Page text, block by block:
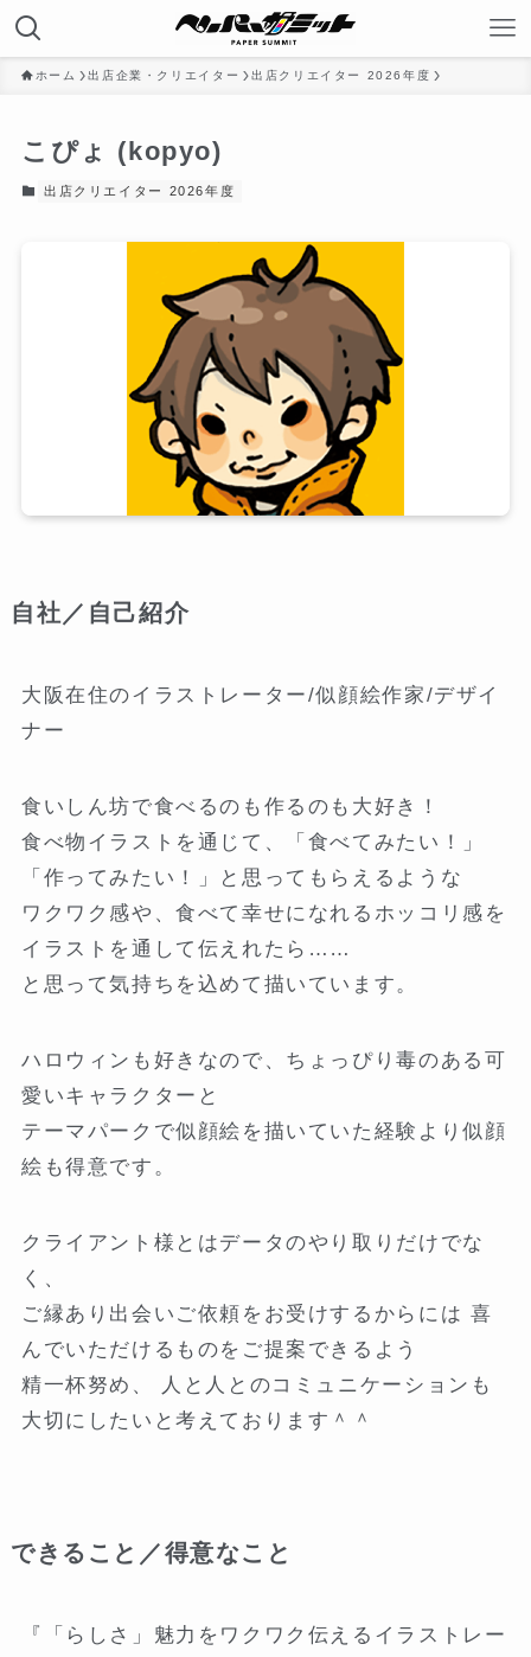
ホーム 出店企業・クリエイター 出店クリエイター 2026年度
こぴょ (kopyo)
出店クリエイター 2026年度
自社／自己紹介
大阪在住のイラストレーター/似顔絵作家/デザイ
ナー
食いしん坊で食べるのも作るのも大好き！
食べ物イラストを通じて、「食べてみたい！」
「作ってみたい！」と思ってもらえるような
ワクワク感や、食べて幸せになれるホッコリ感を
イラストを通して伝えれたら……
と思って気持ちを込めて描いています。
ハロウィンも好きなので、ちょっぴり毒のある可
愛いキャラクターと
テーマパークで似顔絵を描いていた経験より似顔
絵も得意です。
クライアント様とはデータのやり取りだけでな
く、
ご縁あり出会いご依頼をお受けするからには 喜
んでいただけるものをご提案できるよう
精一杯努め、 人と人とのコミュニケーションも
大切にしたいと考えております＾＾
できること／得意なこと
『「らしさ」魅力をワクワク伝えるイラストレー